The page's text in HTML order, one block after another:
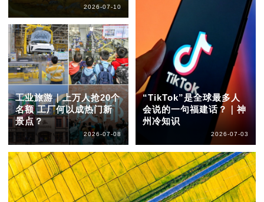
2026-07-10
工业旅游｜上万人抢20个
名额 工厂何以成热门新
景点？
2026-07-08
“TikTok”是全球最多人
会说的一句福建话？｜神
州冷知识
2026-07-03